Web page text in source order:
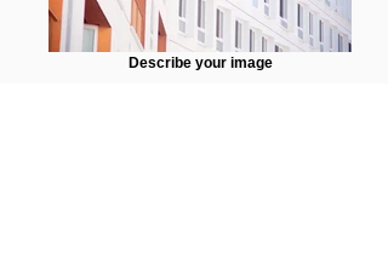
Describe your image